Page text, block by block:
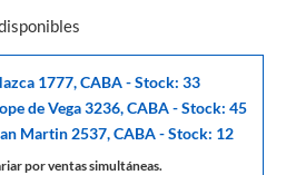
1777, CABA - Stock: 33
de Vega 3236, CABA - Stock: 45
Martin 2537, CABA - Stock: 12
por ventas simultáneas.